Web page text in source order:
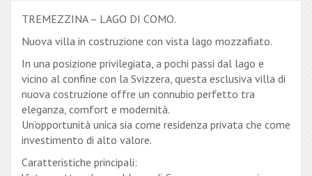
TREMEZZINA – LAGO DI COMO.
Nuova villa in costruzione con vista lago mozzafiato.
In una posizione privilegiata, a pochi passi dal lago e
vicino al confine con la Svizzera, questa esclusiva villa di
nuova costruzione offre un connubio perfetto tra
eleganza, comfort e modernità.
Un’opportunità unica sia come residenza privata che come
investimento di alto valore.
Caratteristiche principali: